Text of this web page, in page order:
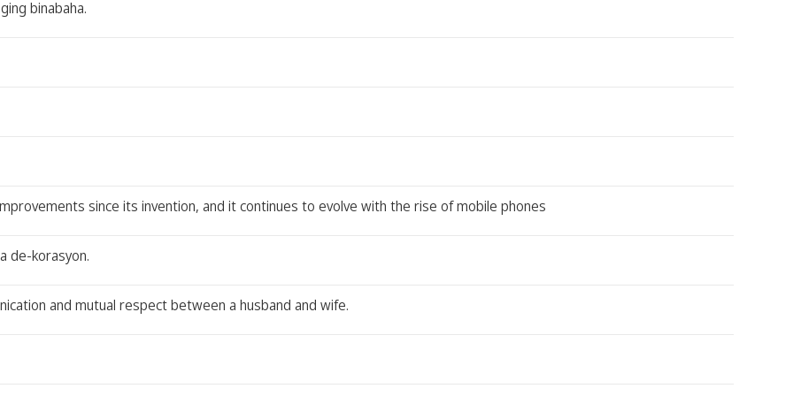
binabaha.
since its invention, and it continues to evolve with the rise of mobile phones
de-korasyon.
and mutual respect between a husband and wife.